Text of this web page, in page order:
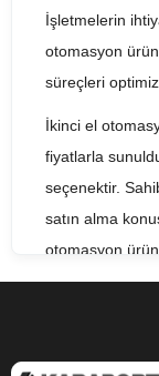
İşletmelerin
otomasyon
süreçleri
İkinci el
fiyatlarla
seçenektir.
satın alma
otomasyon
önünde